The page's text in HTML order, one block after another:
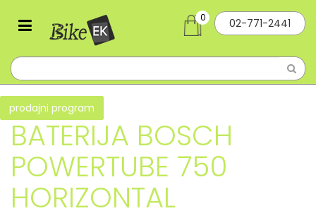
02-771-2441
0
prodajni program
BATERIJA BOSCH
POWERTUBE 750
HORIZONTAL